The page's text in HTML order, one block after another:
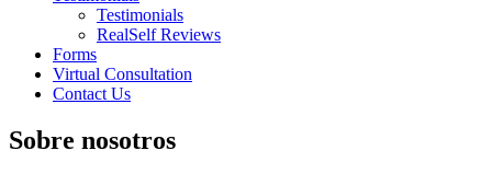
Testimonials
RealSelf Reviews
Forms
Virtual Consultation
Contact Us
Sobre nosotros